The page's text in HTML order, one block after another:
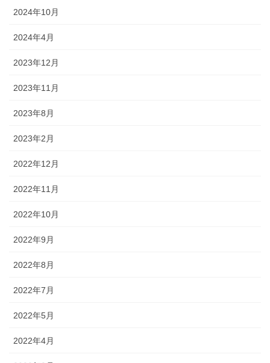
2024年10月
2024年4月
2023年12月
2023年11月
2023年8月
2023年2月
2022年12月
2022年11月
2022年10月
2022年9月
2022年8月
2022年7月
2022年5月
2022年4月